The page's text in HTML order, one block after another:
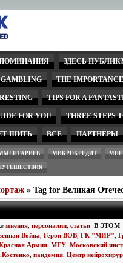
ЗДЕСЬ
GAMBLING THE
TIPS FOR A
FOR YOU THREE STEPS
ШИТЬ ВСЕ ПАРТНЁРЫ
МИКРОКРЕДИТ
» Tag for Великая
мнения персоналии статьи В ЭТОМ
Война Герои ВОВ ГК "МИР"
Армия МГУ Московский
пандемия Центр